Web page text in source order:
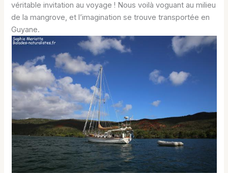
véritable invitation au voyage ! Nous voilà voguant au milieu
de la mangrove, et l’imagination se trouve transportée en
Guyane.